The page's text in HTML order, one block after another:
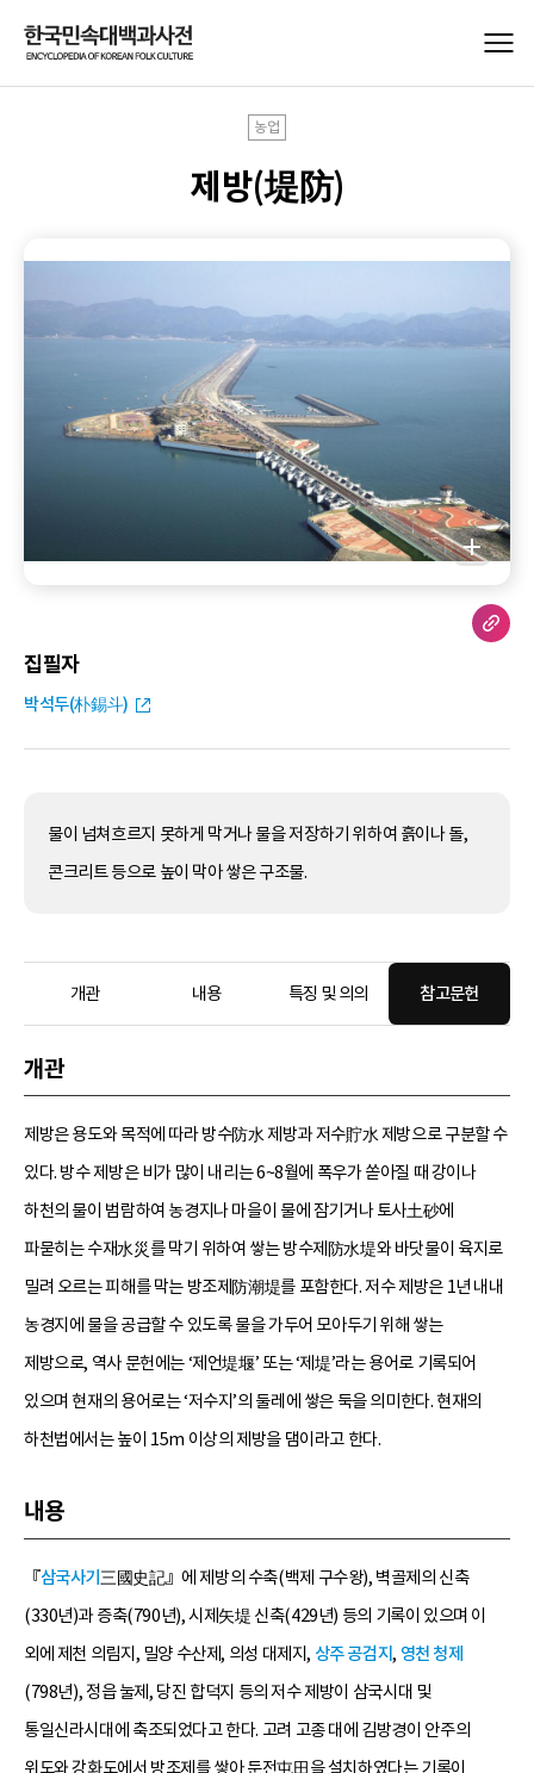
농업
제방(堤防)
집필자
박석두(朴錫斗)
물이 넘쳐흐르지 못하게 막거나 물을 저장하기 위하여 흙이나 돌,
콘크리트 등으로 높이 막아 쌓은 구조물.
개관 내용 특징 및 의의 참고문헌
개관
제방은 용도와 목적에 따라 방수防水 제방과 저수貯水 제방으로 구분할 수
있다. 방수 제방은 비가 많이 내리는 6~8월에 폭우가 쏟아질 때 강이나
하천의 물이 범람하여 농경지나 마을이 물에 잠기거나 토사土砂에
파묻히는 수재水災를 막기 위하여 쌓는 방수제防水堤와 바닷물이 육지로
밀려 오르는 피해를 막는 방조제防潮堤를 포함한다. 저수 제방은 1년 내내
농경지에 물을 공급할 수 있도록 물을 가두어 모아두기 위해 쌓는
제방으로, 역사 문헌에는 ‘제언堤堰’ 또는 ‘제堤’라는 용어로 기록되어
있으며 현재의 용어로는 ‘저수지’의 둘레에 쌓은 둑을 의미한다. 현재의
하천법에서는 높이 15m 이상의 제방을 댐이라고 한다.
내용
『삼국사기三國史記』에 제방의 수축(백제 구수왕), 벽골제의 신축
(330년)과 증축(790년), 시제矢堤 신축(429년) 등의 기록이 있으며 이
외에 제천 의림지, 밀양 수산제, 의성 대제지, 상주 공검지, 영천 청제
(798년), 정읍 눌제, 당진 합덕지 등의 저수 제방이 삼국시대 및
통일신라시대에 축조되었다고 한다. 고려 고종 대에 김방경이 안주의
위도와 강화도에서 방조제를 쌓아 둔전屯田을 설치하였다는 기록이